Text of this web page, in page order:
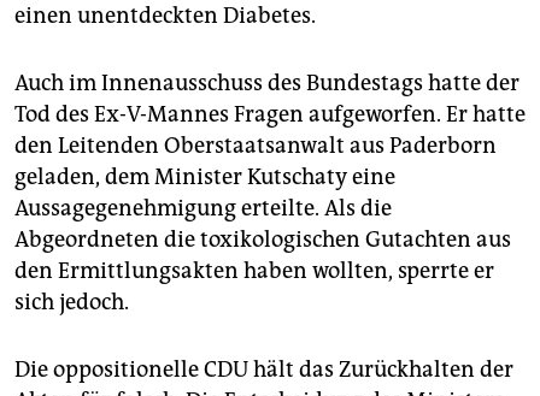
einen unentdeckten Diabetes.
Auch im Innenausschuss des Bundestags hatte der
Tod des Ex-V-Mannes Fragen aufgeworfen. Er hatte
den Leitenden Oberstaatsanwalt aus Paderborn
geladen, dem Minister Kutschaty eine
Aussagegenehmigung erteilte. Als die
Abgeordneten die toxikologischen Gutachten aus
den Ermittlungsakten haben wollten, sperrte er
sich jedoch.
Die oppositionelle CDU hält das Zurückhalten der